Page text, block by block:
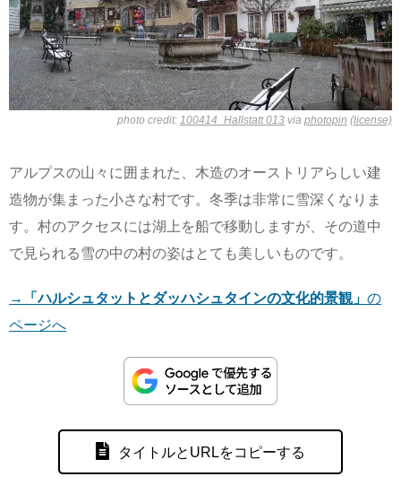
photo credit: 100414_Hallstatt 013 via photopin (license)
アルプスの山々に囲まれた、木造のオーストリアらしい建
造物が集まった小さな村です。冬季は非常に雪深くなりま
す。村のアクセスには湖上を船で移動しますが、その道中
で見られる雪の中の村の姿はとても美しいものです。
→ 「ハルシュタットとダッハシュタインの文化的景観」 の
ページへ
タイトルとURLをコピーする